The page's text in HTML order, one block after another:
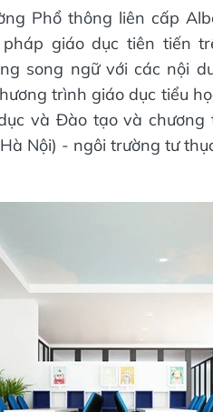
Phổ thông liên cấp
giáo dục tiên tiến
song ngữ với các nội
trình giáo dục tiểu
và Đào tạo và
Nội) - ngôi trường tư